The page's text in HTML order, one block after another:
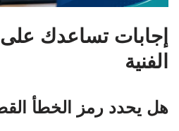
إجابات تساعدك على
الفنية
هل يحدد رمز الخطأ